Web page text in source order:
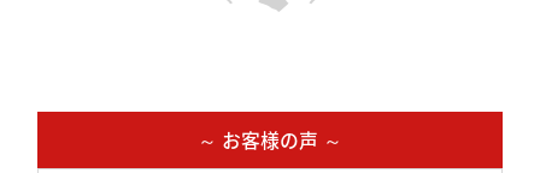
～ お客様の声 ～